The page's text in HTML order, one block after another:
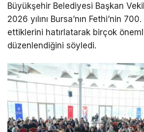
Büyükşehir Belediyesi Başkan
2026 yılını Bursa’nın Fethi’nin 700.
ettiklerini hatırlatarak birçok
düzenlendiğini söyledi.